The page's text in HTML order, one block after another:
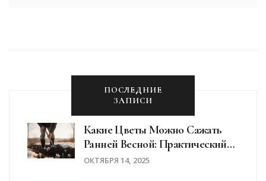
ПОСЛЕДНИЕ
ЗАПИСИ
Какие Цветы Можно Сажать
Ранней Весной: Практический
Гид
ОКТЯБРЯ 14, 2025